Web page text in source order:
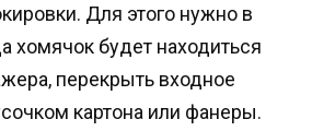
Для этого нужно в
хомячок будет находиться
перекрыть входное
картона или фанеры.